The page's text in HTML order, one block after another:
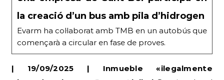
| 19/09/2025 | Inmueble «ilegalmente
okupado» al carrer Ramon Llull… |Cas singular al
possibilitat de visita ni taxació. | Idealista |